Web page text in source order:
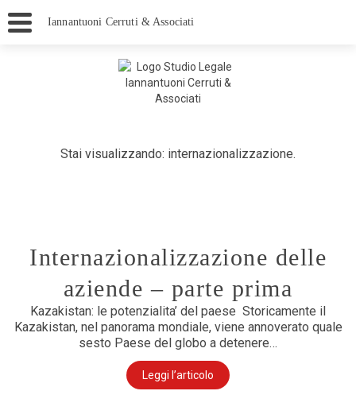
Iannantuoni Cerruti & Associati
Stai visualizzando: internazionalizzazione.
Internazionalizzazione delle
aziende – parte prima
Kazakistan: le potenzialita’ del paese Storicamente il
Kazakistan, nel panorama mondiale, viene annoverato quale
sesto Paese del globo a detenere…
Leggi l’articolo